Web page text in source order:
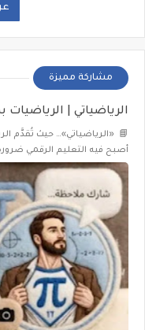
مشاركة مميزة
الرياضياتي | الرياضيات
📘 «الرياضياتي»… حيث تُقدَّم
أصبح فيه التعليم الرقمي